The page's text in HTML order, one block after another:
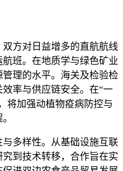
方对日益增多的直航航线
班。在地质学与绿色矿业
理的水平。海关及检验检
率与供应链安全。在“一
将加强动植物疫病防控与
多样性。从基础设施互联
到技术转移，合作旨在实